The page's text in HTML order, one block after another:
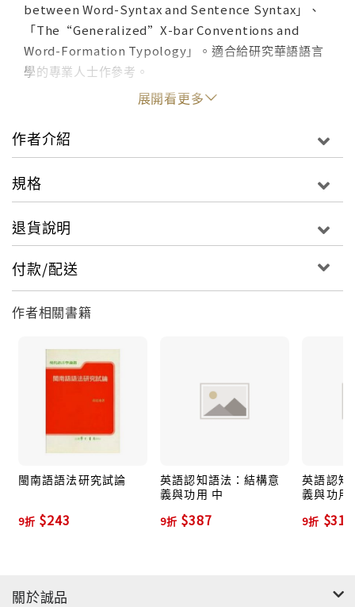
between Word-Syntax and Sentence Syntax」、
「The“Generalized”X-bar Conventions and
Word-Formation Typology」。適合給研究華語語言
學的專業人士作參考。
展開看更多
作者介紹
規格
退貨說明
付款/配送
作者相關書籍
閩南語語法研究試論
9折 $243
英語認知語法：結構意
義與功用 中
9折 $387
英語認知
義與功用
9折 $315
關於誠品